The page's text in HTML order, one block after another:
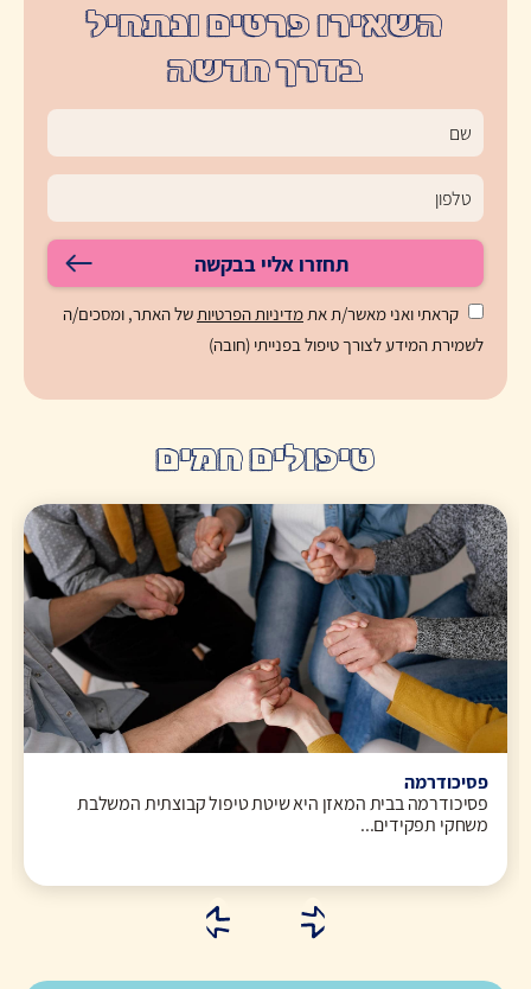
השאירו פרטים ונתחיל
בדרך חדשה
תחזרו אליי בבקשה
קראתי ואני מאשר/ת אתמדיניות הפרטיותשל האתר, ומסכים/ה
לשמירת המידע לצורך טיפול בפנייתי (חובה)
טיפולים חמים
פסיכודרמה
פסיכודרמה בבית המאזן היא שיטת טיפול קבוצתית המשלבת
משחקי תפקידים...